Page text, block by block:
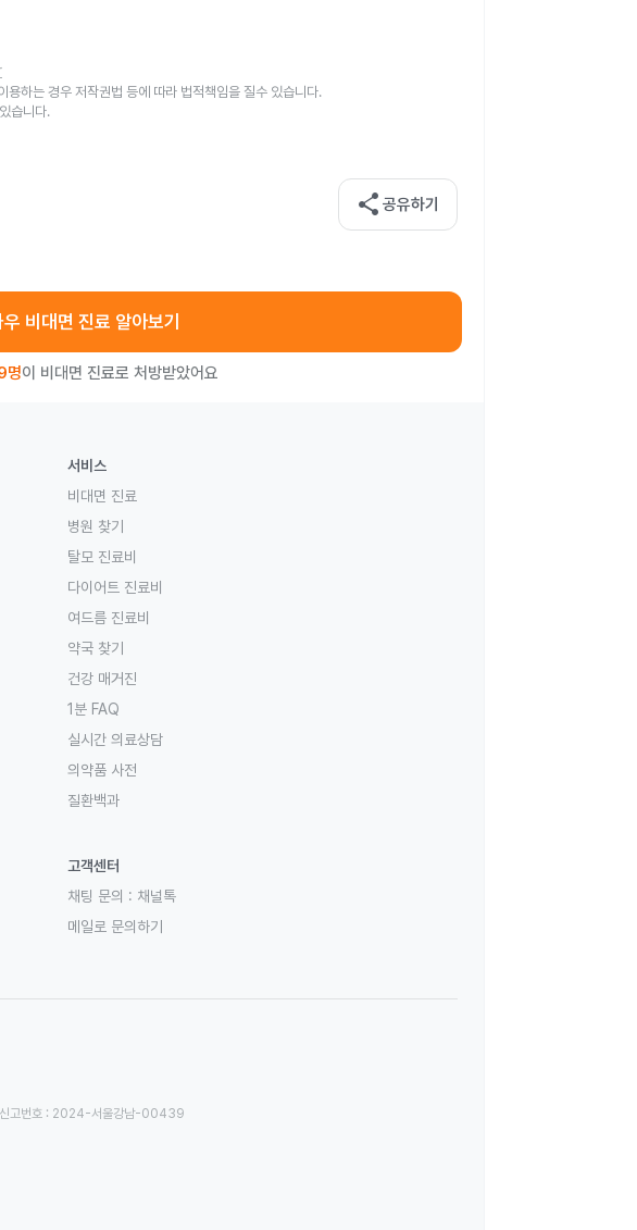
하는 경우 저작권법 등에 따라 법적책임을 질수 있습니다.
습니다.
share 공유하기
비대면 진료 알아보기
명이 비대면 진료로 처방받았어요
서비스
비대면 진료
병원 찾기
탈모 진료비
다이어트 진료비
여드름 진료비
약국 찾기
건강 매거진
1분 FAQ
실시간 의료상담
의약품 사전
질환백과
고객센터
채팅 문의 : 채널톡
메일로 문의하기
고번호 : 2024-서울강남-00439